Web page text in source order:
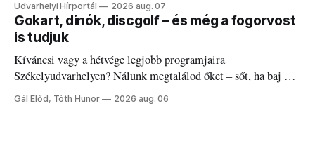
Udvarhelyi Hírportál 2026 aug. 07
Gokart, dinók, discgolf – és még a fogorvost
is tudjuk
Kíváncsi vagy a hétvége legjobb programjaira
Székelyudvarhelyen? Nálunk megtalálod őket – sőt, ha baj van
a fogaddal, a fogorvosi ügyeletet is!
Gál Előd, Tóth Hunor 2026 aug. 06